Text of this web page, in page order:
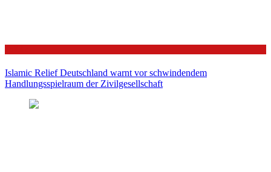
Islamic Relief Deutschland warnt vor schwindendem
Handlungsspielraum der Zivilgesellschaft